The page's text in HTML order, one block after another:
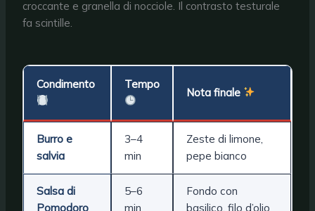
croccante e granella di nocciole. Il contrasto testurale
fa scintille.
Condimento Tempo
Nota finale
Burro e
salvia
3–4
min
Zeste di limone,
pepe bianco
Salsa di
Pomodoro
5–6
min
Fondo con
basilico, filo d’olio